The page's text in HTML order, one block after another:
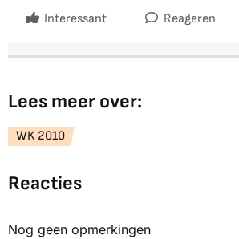
Interessant Reageren
Lees meer over:
WK 2010
Reacties
Nog geen opmerkingen